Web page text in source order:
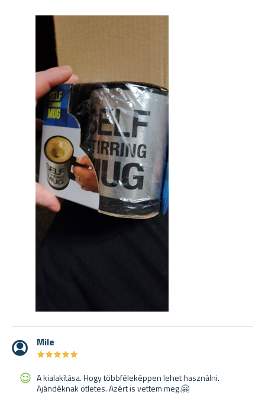
Mile
★★★★★
★★★★★
A kialakítása. Hogy többféleképpen lehet használni.
Ajándéknak ötletes. Azért is vettem meg.🤗